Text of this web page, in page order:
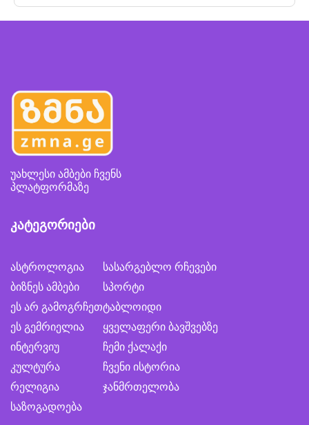
უახლესი ამბები ჩვენს
პლატფორმაზე
კატეგორიები
ასტროლოგია
ბიზნეს ამბები
ეს არ გამოგრჩეთ
ეს გემრიელია
ინტერვიუ
კულტურა
რელიგია
საზოგადოება
სასარგებლო რჩევები
სპორტი
ტაბლოიდი
ყველაფერი ბავშვებზე
ჩემი ქალაქი
ჩვენი ისტორია
ჯანმრთელობა